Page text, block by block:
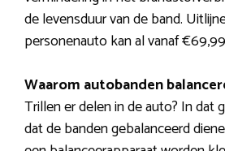
de levensduur van de band.
personenauto kan al vanaf
Waarom autobanden
Trillen er delen in de auto? In dat
dat de banden gebalanceerd